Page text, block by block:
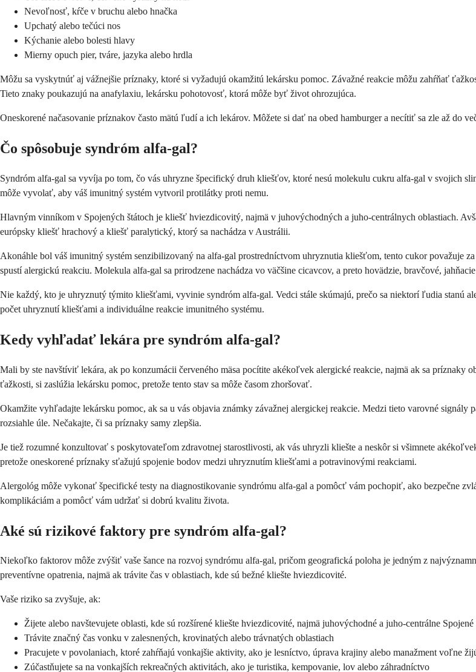
Nevoľnosť, kŕče v bruchu alebo hnačka
Upchatý alebo tečúci nos
Kýchanie alebo bolesti hlavy
Mierny opuch pier, tváre, jazyka alebo hrdla
Môžu sa vyskytnúť aj vážnejšie príznaky, ktoré si vyžadujú okamžitú lekársku pomoc. Závažné reakcie môžu zahŕňať
Tieto znaky poukazujú na anafylaxiu, lekársku pohotovosť, ktorá môže byť život ohrozujúca.
Oneskorené načasovanie príznakov často mätú ľudí a ich lekárov. Môžete si dať na obed hamburger a necítiť sa zle až do
Čo spôsobuje syndróm alfa-gal?
Syndróm alfa-gal sa vyvíja po tom, čo vás uhryzne špecifický druh kliešťov, ktoré nesú molekulu cukru alfa-gal v svojich
môže vyvolať, aby váš imunitný systém vytvoril protilátky proti nemu.
Hlavným vinníkom v Spojených štátoch je kliešť hviezdicovitý, najmä v juhovýchodných a juho-centrálnych oblastiach.
európsky kliešť hrachový a kliešť paralytický, ktorý sa nachádza v Austrálii.
Akonáhle bol váš imunitný systém senzibilizovaný na alfa-gal prostredníctvom uhryznutia kliešťom, tento cukor považuje
spustí alergickú reakciu. Molekula alfa-gal sa prirodzene nachádza vo väčšine cicavcov, a preto hovädzie, bravčové,
Nie každý, kto je uhryznutý týmito kliešťami, vyvinie syndróm alfa-gal. Vedci stále skúmajú, prečo sa niektorí ľudia stanú
počet uhryznutí kliešťami a individuálne reakcie imunitného systému.
Kedy vyhľadať lekára pre syndróm alfa-gal?
Mali by ste navštíviť lekára, ak po konzumácii červeného mäsa pocítite akékoľvek alergické reakcie, najmä ak sa príznaky
ťažkosti, si zaslúžia lekársku pomoc, pretože tento stav sa môže časom zhoršovať.
Okamžite vyhľadajte lekársku pomoc, ak sa u vás objavia známky závažnej alergickej reakcie. Medzi tieto varovné
rozsiahle úle. Nečakajte, či sa príznaky samy zlepšia.
Je tiež rozumné konzultovať s poskytovateľom zdravotnej starostlivosti, ak vás uhryzli kliešte a neskôr si všimnete
pretože oneskorené príznaky sťažujú spojenie bodov medzi uhryznutím kliešťami a potravinovými reakciami.
Alergológ môže vykonať špecifické testy na diagnostikovanie syndrómu alfa-gal a pomôcť vám pochopiť, ako bezpečne
komplikáciám a pomôcť vám udržať si dobrú kvalitu života.
Aké sú rizikové faktory pre syndróm alfa-gal?
Niekoľko faktorov môže zvýšiť vaše šance na rozvoj syndrómu alfa-gal, pričom geografická poloha je jedným z
preventívne opatrenia, najmä ak trávite čas v oblastiach, kde sú bežné kliešte hviezdicovité.
Vaše riziko sa zvyšuje, ak:
Žijete alebo navštevujete oblasti, kde sú rozšírené kliešte hviezdicovité, najmä juhovýchodné a juho-centrálne Spojené
Trávite značný čas vonku v zalesnených, krovinatých alebo trávnatých oblastiach
Pracujete v povolaniach, ktoré zahŕňajú vonkajšie aktivity, ako je lesníctvo, úprava krajiny alebo manažment voľne
Zúčastňujete sa na vonkajších rekreačných aktivitách, ako je turistika, kempovanie, lov alebo záhradníctvo